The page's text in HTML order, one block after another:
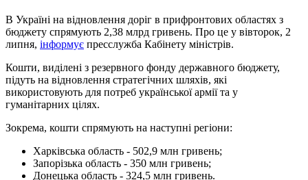
В Україні на відновлення доріг в прифронтових областях з
бюджету спрямують 2,38 млрд гривень. Про це у вівторок, 2
липня, інформує пресслужба Кабінету міністрів.
Кошти, виділені з резервного фонду державного бюджету,
підуть на відновлення стратегічних шляхів, які
використовують для потреб української армії та у
гуманітарних цілях.
Зокрема, кошти спрямують на наступні регіони:
Харківська область - 502,9 млн гривень;
Запорізька область - 350 млн гривень;
Донецька область - 324,5 млн гривень.